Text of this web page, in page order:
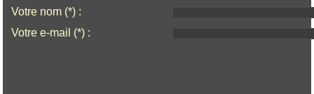
Votre nom (*) :
Votre e-mail (*) :